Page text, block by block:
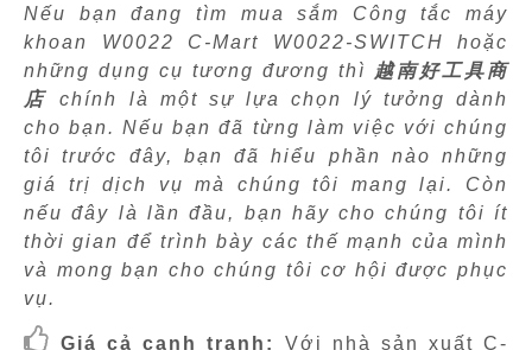
Nếu bạn đang tìm mua sắm Công tắc máy
khoan W0022 C-Mart W0022-SWITCH hoặc
những dụng cụ tương đương thì
越南好工具商
店
chính là một sự lựa chọn lý tưởng dành
cho bạn. Nếu bạn đã từng làm việc với chúng
tôi trước đây, bạn đã hiểu phần nào những
giá trị dịch vụ mà chúng tôi mang lại. Còn
nếu đây là lần đầu, bạn hãy cho chúng tôi ít
thời gian để trình bày các thế mạnh của mình
và mong bạn cho chúng tôi cơ hội được phục
vụ.
Giá cả cạnh tranh:
Với nhà sản xuất C-